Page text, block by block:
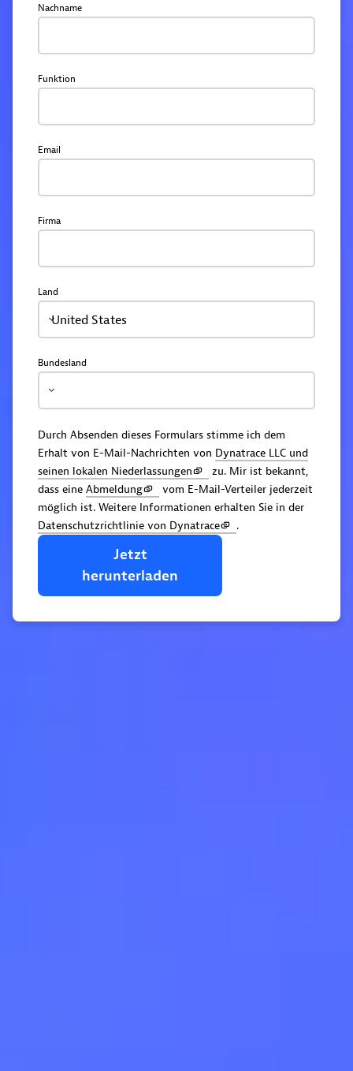
Nachname
Funktion
Email
Firma
Land
United States
Bundesland
Durch Absenden dieses Formulars stimme ich dem
Erhalt von E-Mail-Nachrichten von Dynatrace LLC und
seinen lokalen Niederlassungen
zu. Mir ist bekannt,
dass eine Abmeldung
vom E-Mail-Verteiler jederzeit
möglich ist. Weitere Informationen erhalten Sie in der
Datenschutzrichtlinie von Dynatrace
.
Jetzt
herunterladen